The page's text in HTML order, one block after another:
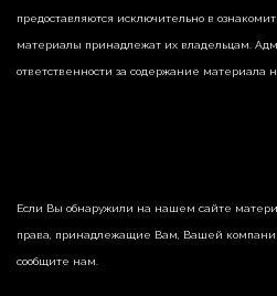
предоставляются исключительно в
материалы принадлежат их владельцам.
ответственности за содержание материала
Если Вы обнаружили на нашем сайте
права, принадлежащие Вам, Вашей
сообщите нам.